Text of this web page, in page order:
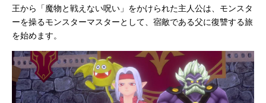
王から「魔物と戦えない呪い」をかけられた主人公は、モンスタ
ーを操るモンスターマスターとして、宿敵である父に復讐する旅
を始めます。